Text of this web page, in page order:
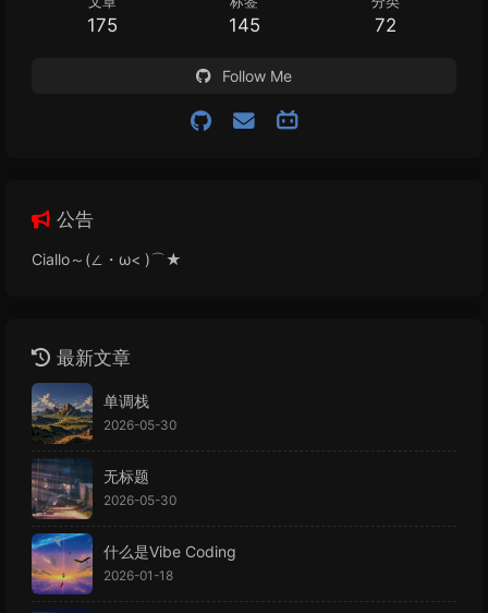
175 145 72
Follow Me
公告
Ciallo～(∠・ω< )⌒★
最新文章
单调栈
2026-05-30
无标题
2026-05-30
什么是Vibe Coding
2026-01-18